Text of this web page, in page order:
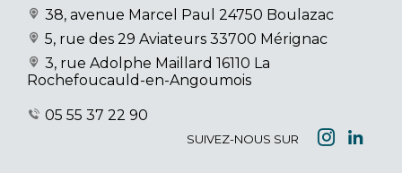
38, avenue Marcel Paul 24750 Boulazac
5, rue des 29 Aviateurs 33700 Mérignac
3, rue Adolphe Maillard 16110 La
Rochefoucauld-en-Angoumois
05 55 37 22 90
SUIVEZ-NOUS SUR